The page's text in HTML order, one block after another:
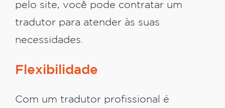
pelo site, você pode contratar um
tradutor para atender às suas
necessidades.
Flexibilidade
Com um tradutor profissional é